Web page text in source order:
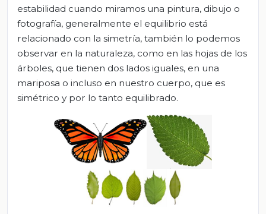
estabilidad cuando miramos una pintura, dibujo o
fotografía, generalmente el equilibrio está
relacionado con la simetría, también lo podemos
observar en la naturaleza, como en las hojas de los
árboles, que tienen dos lados iguales, en una
mariposa o incluso en nuestro cuerpo, que es
simétrico y por lo tanto equilibrado.